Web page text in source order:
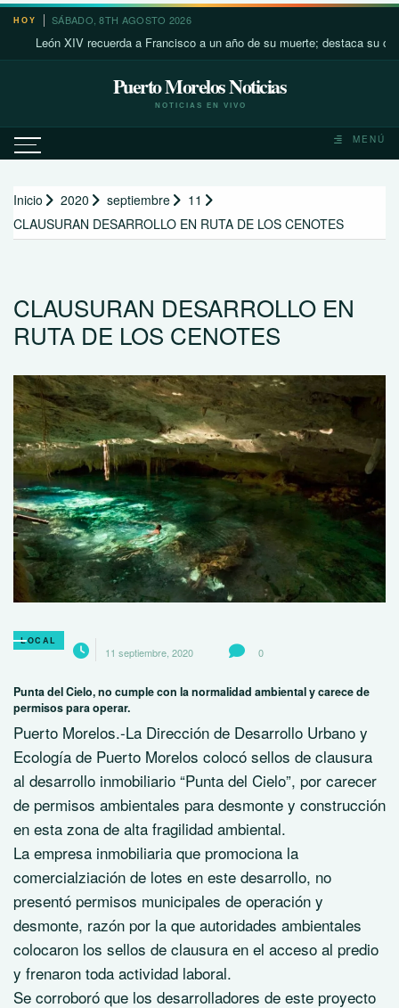
Saltar
contenido
HOY SÁBADO, 8TH AGOSTO 2026
León XIV recuerda a Francisco a un año de su muerte; destaca su
Puerto Morelos Noticias
NOTICIAS EN VIVO
MENÚ
Inicio 2020 septiembre
11
CLAUSURAN DESARROLLO EN RUTA DE LOS CENOTES
CLAUSURAN DESARROLLO EN
RUTA DE LOS CENOTES
LOCAL
11 septiembre, 2020 0
Punta del Cielo, no cumple con la normalidad ambiental y carece de
permisos para operar.
Puerto Morelos.-La Dirección de Desarrollo Urbano y
Ecología de Puerto Morelos colocó sellos de clausura
al desarrollo inmobiliario “Punta del Cielo”, por carecer
de permisos ambientales para desmonte y construcción
en esta zona de alta fragilidad ambiental.
La empresa inmobiliaria que promociona la
comercialziación de lotes en este desarrollo, no
presentó permisos municipales de operación y
desmonte, razón por la que autoridades ambientales
colocaron los sellos de clausura en el acceso al predio
y frenaron toda actividad laboral.
Se corroboró que los desarrolladores de este proyecto